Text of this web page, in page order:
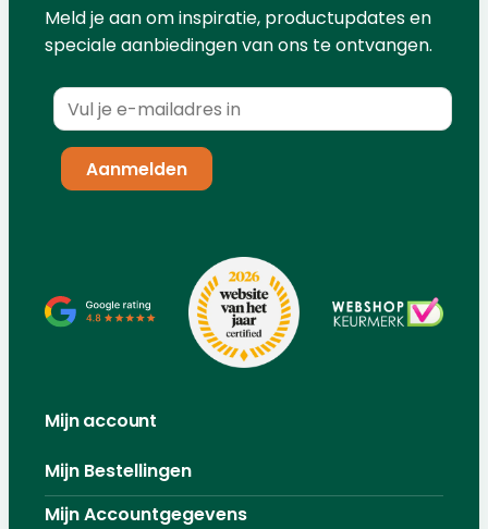
Meld je aan om inspiratie, productupdates en
speciale aanbiedingen van ons te ontvangen.
Mijn account
Mijn Bestellingen
Mijn Accountgegevens